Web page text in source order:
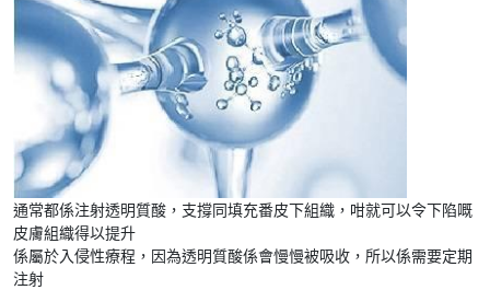
通常都係注射透明質酸，支撐同填充番皮下組織，咁就可以令下陷嘅
皮膚組織得以提升
係屬於入侵性療程，因為透明質酸係會慢慢被吸收，所以係需要定期
注射